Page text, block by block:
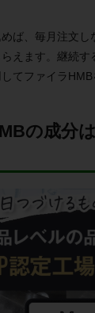
ば、毎月注文し
えます。継続
てファイラHMB
の成分